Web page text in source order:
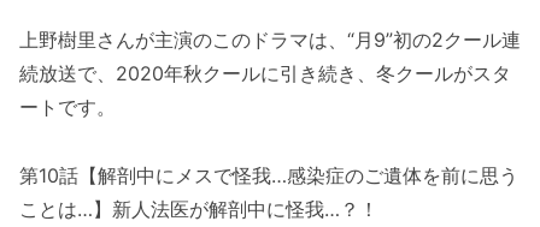
上野樹里さんが主演のこのドラマは、“月9”初の2クール連
続放送で、2020年秋クールに引き続き、冬クールがスタ
ートです。
第10話【解剖中にメスで怪我…感染症のご遺体を前に思う
ことは…】新人法医が解剖中に怪我…？！